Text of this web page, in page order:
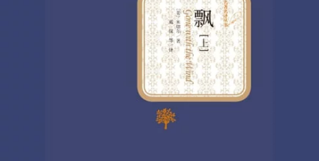
運動休閒